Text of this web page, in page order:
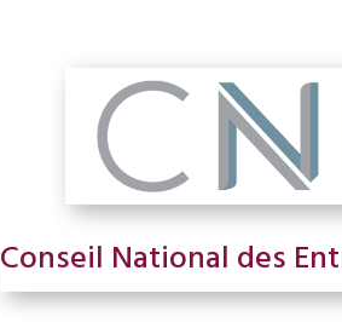
Conseil National des